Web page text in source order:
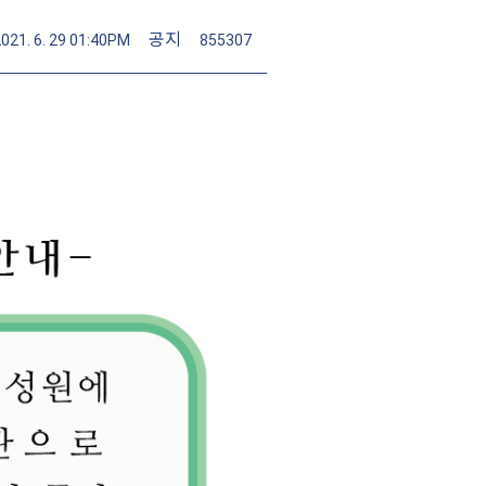
6. 29 01:40PM 공지 855307